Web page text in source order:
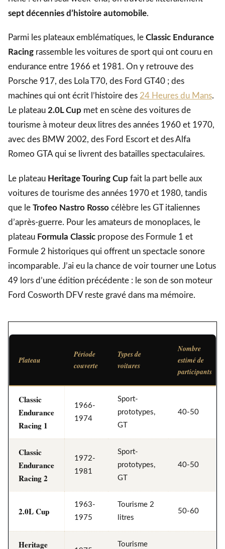
sept décennies d’histoire automobile.
Parmi les plateaux emblématiques, le Classic Endurance
Racing rassemble les voitures de sport qui ont couru en
endurance entre 1966 et 1981. On y retrouve des
Porsche 917, des Lola T70, des Ford GT40 ; des
machines qui ont écrit l’histoire des 24 Heures du Mans.
Le plateau 2.0L Cup met en scène des voitures de
tourisme à moteur deux litres des années 1960 et 1970,
avec des BMW 2002, des Ford Escort et des Alfa
Romeo GTA qui se livrent des batailles spectaculaires.
Le plateau Heritage Touring Cup fait la part belle aux
voitures de tourisme des années 1970 et 1980, tandis
que le Trofeo Nastro Rosso célèbre les GT italiennes
d’après-guerre. Pour les amateurs de monoplaces, le
plateau Formula Classic propose des Formule 1 et
Formule 2 historiques qui offrent un spectacle sonore
incomparable. J’ai eu la chance de voir tourner une Lotus
49 lors d’une édition précédente : le son de son moteur
Ford Cosworth DFV reste gravé dans ma mémoire.
Plateau
Période
couverte
Types de
voitures
Nombre
estimé de
participants
Classic
Endurance
Racing 1
1966-
1974
Sport-
prototypes,
GT
40-50
Classic
Endurance
Racing 2
1972-
1981
Sport-
prototypes,
GT
40-50
2.0L Cup
1963-
1975
Tourisme 2
litres
50-60
Heritage
Tourisme